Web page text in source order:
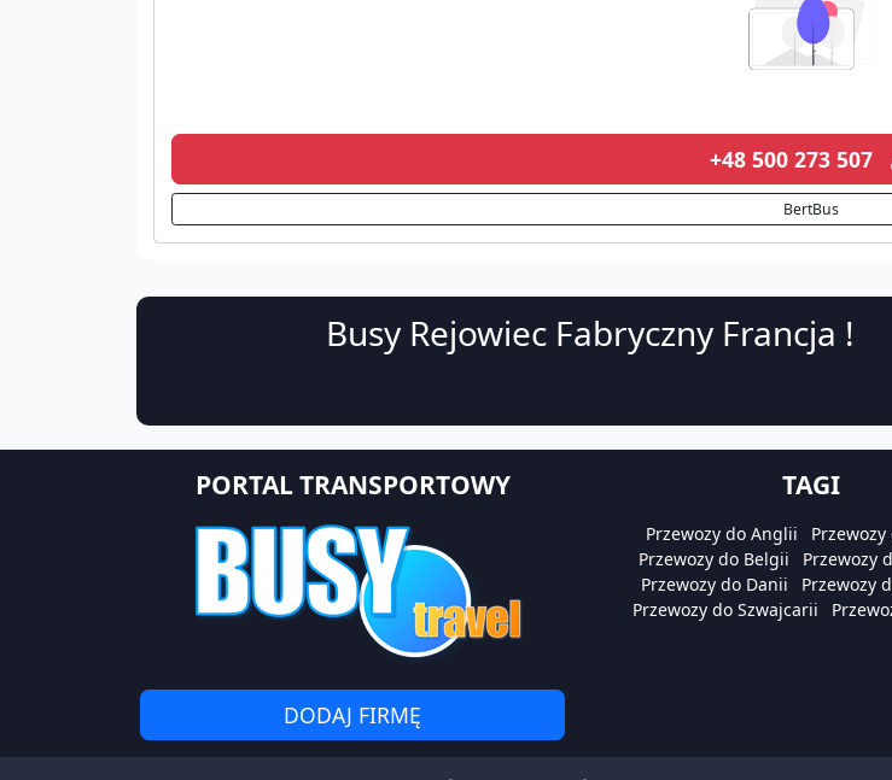
+48 500 273 507
BertBus
Busy Rejowiec Fabryczny Francja !
PORTAL TRANSPORTOWY
DODAJ FIRMĘ
TAGI
Przewozy do Anglii
Przewozy do Belgii
Przewozy
Przewozy do Danii
Przewozy
Przewozy do Szwajcarii